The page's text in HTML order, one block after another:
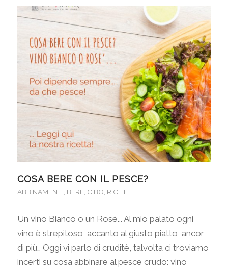
COSA BERE CON IL PESCE?
ABBINAMENTI, BERE, CIBO, RICETTE
Un vino Bianco o un Rosè... Al mio palato ogni
vino è strepitoso, accanto al giusto piatto, ancor
di più… Oggi vi parlo di cruditè, talvolta ci troviamo
incerti su cosa abbinare al pesce crudo: vino